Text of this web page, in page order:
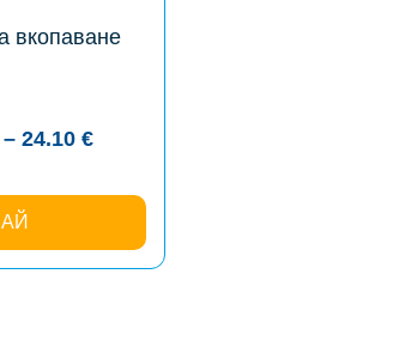
вкопаване
– 24.10 €